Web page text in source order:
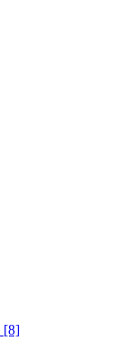
[8]